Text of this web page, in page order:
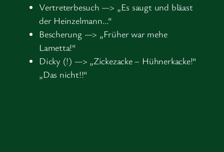
Vertreterbesuch —> „Es saugt und bläast
der Heinzelmann…“
Bescherung —> „Früher war mehe
Lametta!“
Dicky (!) —> „Zickezacke – Hühnerkacke!“
„Das nicht!!“